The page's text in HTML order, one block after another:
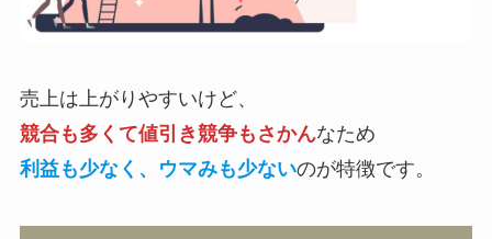
売上は上がりやすいけど、
競合も多くて値引き競争もさかんなため
利益も少なく、ウマみも少ないのが特徴です。